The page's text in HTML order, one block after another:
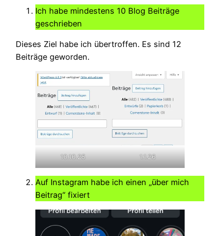
Ich habe mindestens 10 Blog Beiträge
geschrieben
Dieses Ziel habe ich übertroffen. Es sind 12
Beiträge geworden.
10.10.25 1.1.26
Auf Instagram habe ich einen „über mich
Beitrag“ fixiert